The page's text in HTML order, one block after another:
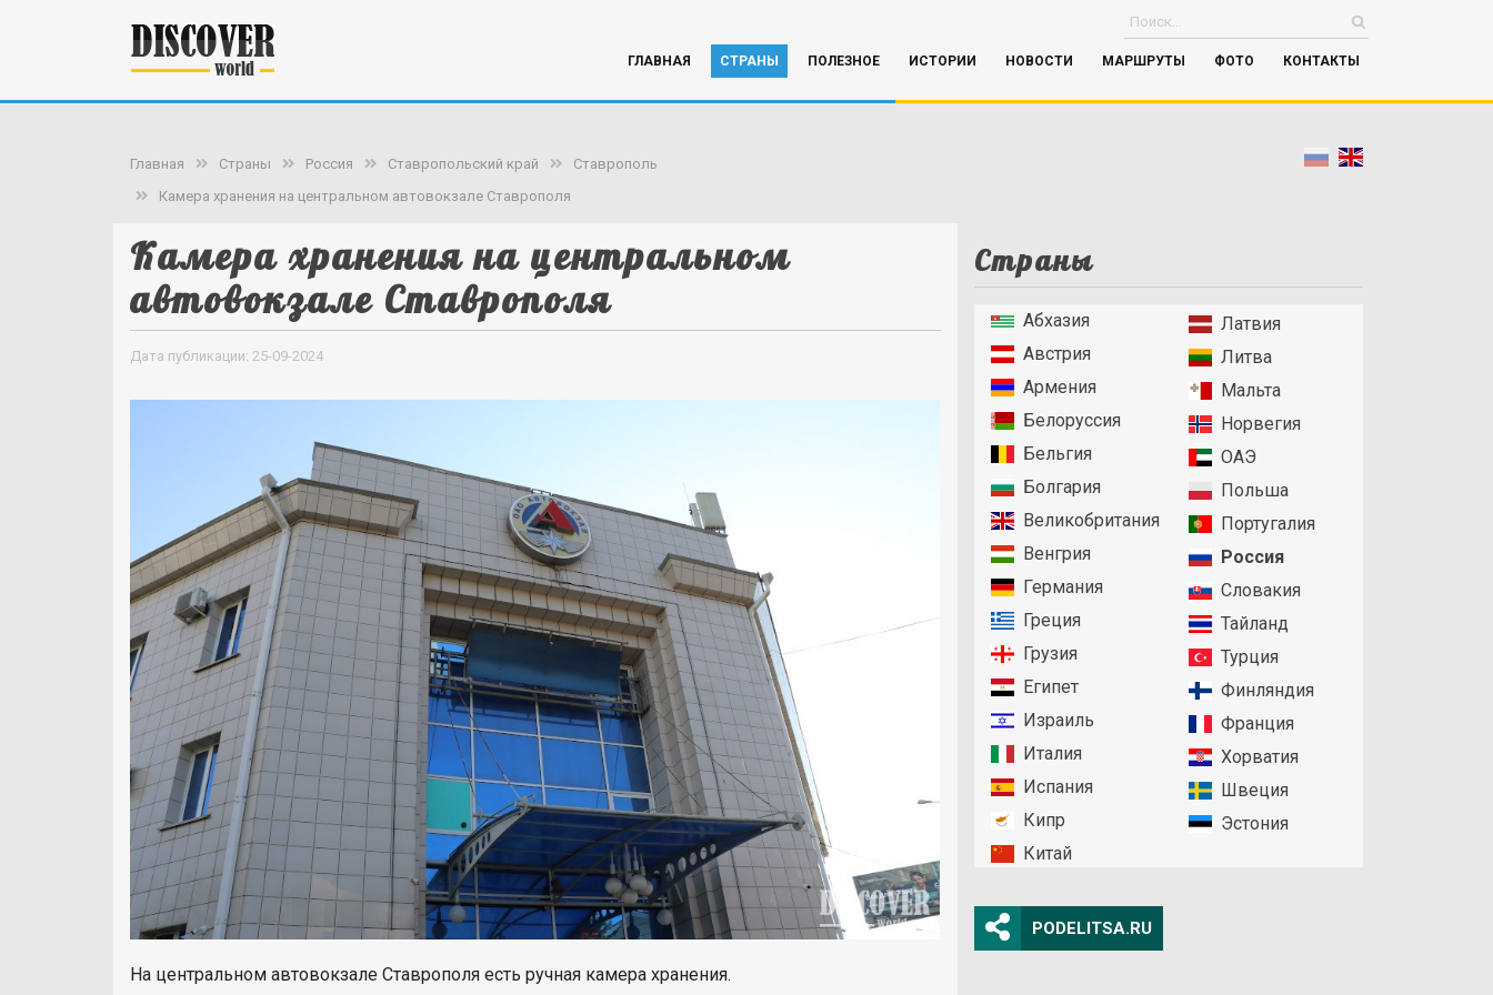
ГЛАВНАЯ СТРАНЫ ПОЛЕЗНОЕ ИСТОРИИ НОВОСТИ МАРШРУТЫ ФОТО КОНТАКТЫ
Главная Страны Россия Ставропольский край
Ставрополь
Камера хранения на центральном автовокзале Ставрополя
Камера хранения на центральном
автовокзале Ставрополя
Дата публикации: 25-09-2024
На центральном автовокзале Ставрополя есть ручная камера хранения.
Страны
Абхазия
Австрия
Армения
Белоруссия
Бельгия
Болгария
Великобритания
Венгрия
Германия
Греция
Грузия
Египет
Израиль
Италия
Испания
Кипр
Китай
Латвия
Литва
Мальта
Норвегия
ОАЭ
Польша
Португалия
Россия
Словакия
Тайланд
Турция
Финляндия
Франция
Хорватия
Швеция
Эстония
PODELITSA.RU